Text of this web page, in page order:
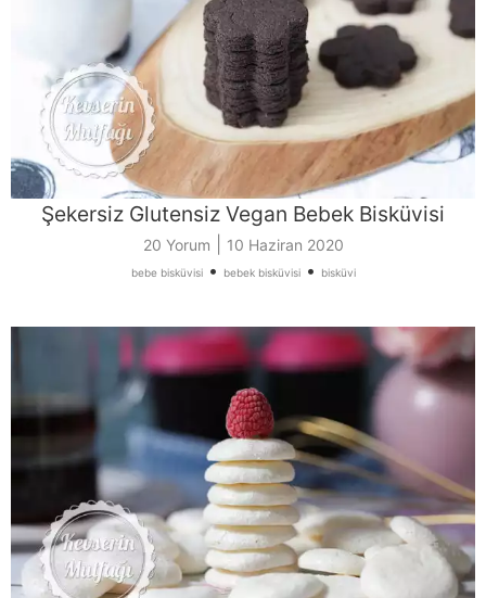
Şekersiz Glutensiz Vegan Bebek Bisküvisi
20 Yorum 10 Haziran 2020
bebe bisküvisi• bebek bisküvisi• bisküvi